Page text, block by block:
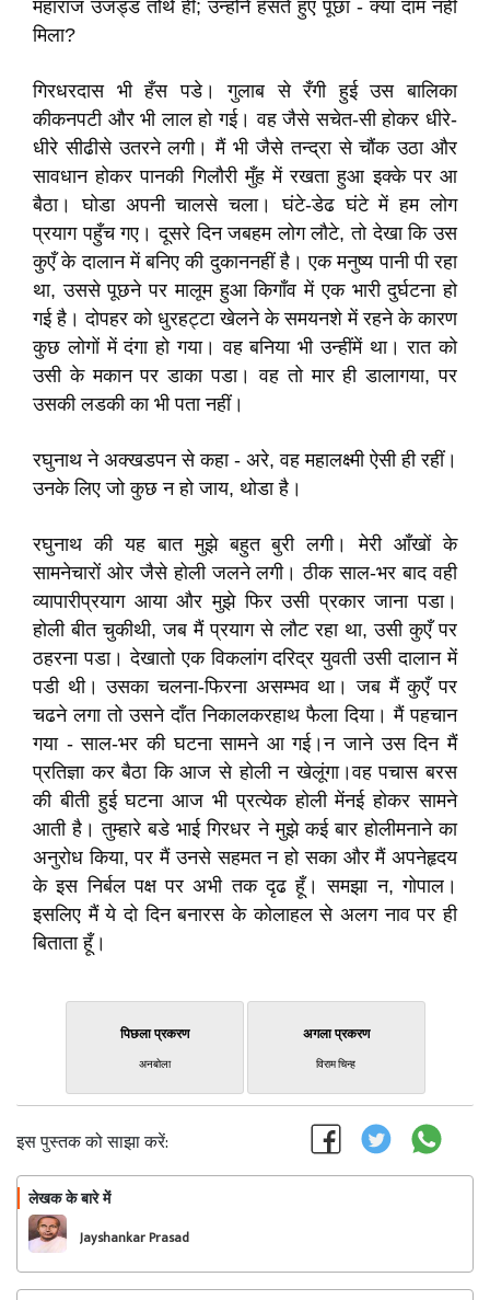
महाराज उजड्ड तोथे ही; उन्होंने हँसते हुए पूछा - क्या दाम नहीं
मिला?
गिरधरदास भी हँस पडे। गुलाब से रँगी हुई उस बालिका
कीकनपटी और भी लाल हो गई। वह जैसे सचेत-सी होकर धीरे-
धीरे सीढीसे उतरने लगी। मैं भी जैसे तन्द्रा से चौंक उठा और
सावधान होकर पानकी गिलौरी मुँह में रखता हुआ इक्के पर आ
बैठा। घोडा अपनी चालसे चला। घंटे-डेढ घंटे में हम लोग
प्रयाग पहुँच गए। दूसरे दिन जबहम लोग लौटे, तो देखा कि उस
कुएँ के दालान में बनिए की दुकाननहीं है। एक मनुष्य पानी पी रहा
था, उससे पूछने पर मालूम हुआ किगाँव में एक भारी दुर्घटना हो
गई है। दोपहर को धुरहट्टा खेलने के समयनशे में रहने के कारण
कुछ लोगों में दंगा हो गया। वह बनिया भी उन्हींमें था। रात को
उसी के मकान पर डाका पडा। वह तो मार ही डालागया, पर
उसकी लडकी का भी पता नहीं।
रघुनाथ ने अक्खडपन से कहा - अरे, वह महालक्ष्मी ऐसी ही रहीं।
उनके लिए जो कुछ न हो जाय, थोडा है।
रघुनाथ की यह बात मुझे बहुत बुरी लगी। मेरी आँखों के
सामनेचारों ओर जैसे होली जलने लगी। ठीक साल-भर बाद वही
व्यापारीप्रयाग आया और मुझे फिर उसी प्रकार जाना पडा।
होली बीत चुकीथी, जब मैं प्रयाग से लौट रहा था, उसी कुएँ पर
ठहरना पडा। देखातो एक विकलांग दरिद्र युवती उसी दालान में
पडी थी। उसका चलना-फिरना असम्भव था। जब मैं कुएँ पर
चढने लगा तो उसने दाँत निकालकरहाथ फैला दिया। मैं पहचान
गया - साल-भर की घटना सामने आ गई।न जाने उस दिन मैं
प्रतिज्ञा कर बैठा कि आज से होली न खेलूंगा।वह पचास बरस
की बीती हुई घटना आज भी प्रत्येक होली मेंनई होकर सामने
आती है। तुम्हारे बडे भाई गिरधर ने मुझे कई बार होलीमनाने का
अनुरोध किया, पर मैं उनसे सहमत न हो सका और मैं अपनेहृदय
के इस निर्बल पक्ष पर अभी तक दृढ हूँ। समझा न, गोपाल।
इसलिए मैं ये दो दिन बनारस के कोलाहल से अलग नाव पर ही
बिताता हूँ।
पिछला प्रकरण
अनबोला
अगला प्रकरण
विराम चिन्ह
इस पुस्तक को साझा करें:
लेखक के बारे में
Jayshankar Prasad